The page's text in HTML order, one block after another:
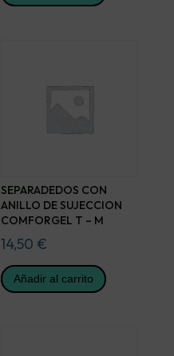
SEPARADEDOS CON
ANILLO DE SUJECCION
COMFORGEL T – M
14,50 €
Añadir al carrito